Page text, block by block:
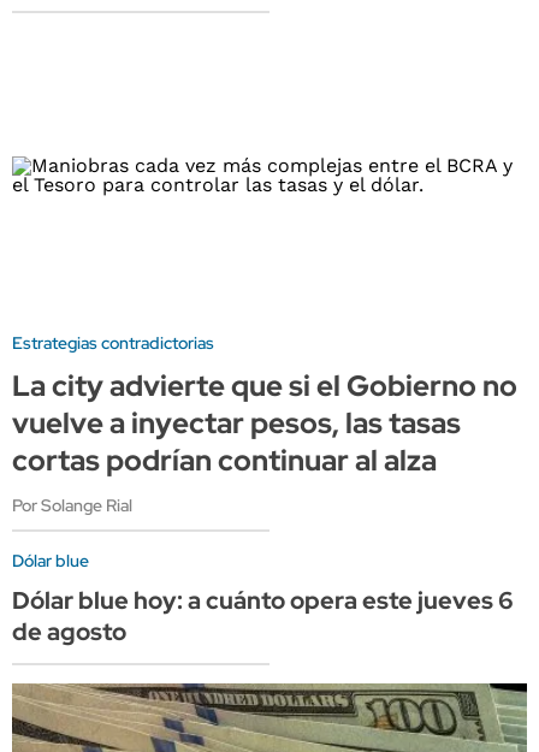
Estrategias contradictorias
La city advierte que si el Gobierno no
vuelve a inyectar pesos, las tasas
cortas podrían continuar al alza
Por Solange Rial
Dólar blue
Dólar blue hoy: a cuánto opera este jueves 6
de agosto